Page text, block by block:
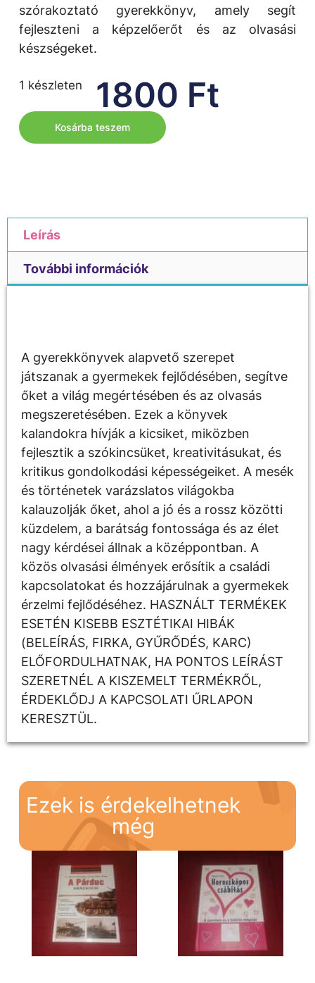
szórakoztató gyerekkönyv, amely segít
fejleszteni a képzelőerőt és az olvasási
készségeket.
1800 Ft
1 készleten
Kosárba teszem
Leírás
További információk
A gyerekkönyvek alapvető szerepet
játszanak a gyermekek fejlődésében, segítve
őket a világ megértésében és az olvasás
megszeretésében. Ezek a könyvek
kalandokra hívják a kicsiket, miközben
fejlesztik a szókincsüket, kreativitásukat, és
kritikus gondolkodási képességeiket. A mesék
és történetek varázslatos világokba
kalauzolják őket, ahol a jó és a rossz közötti
küzdelem, a barátság fontossága és az élet
nagy kérdései állnak a középpontban. A
közös olvasási élmények erősítik a családi
kapcsolatokat és hozzájárulnak a gyermekek
érzelmi fejlődéséhez. HASZNÁLT TERMÉKEK
ESETÉN KISEBB ESZTÉTIKAI HIBÁK
(BELEÍRÁS, FIRKA, GYŰRŐDÉS, KARC)
ELŐFORDULHATNAK, HA PONTOS LEÍRÁST
SZERETNÉL A KISZEMELT TERMÉKRŐL,
ÉRDEKLŐDJ A KAPCSOLATI ŰRLAPON
KERESZTÜL.
Ezek is érdekelhetnek
még